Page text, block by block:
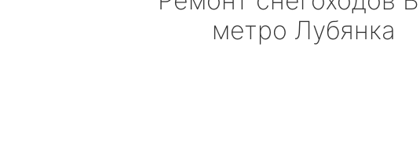
метро Лубянка